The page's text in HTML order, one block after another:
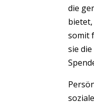
die
somit
sie